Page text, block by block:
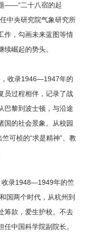
专
区
程
资
我
——“二十八宿的起
中央研究院气象研究所
作，勾画未来蓝图等情
崛起的势头。
收录1946—1947年的
员过程相伴，记录了战
巴黎到波士顿，与沿途
国的社会景象。从校园
可桢的“求是精神”、教
录1948—1949年的竺
国两个时代，从杭州到
筹款，爱生护校。不去
中国科学院副院长。